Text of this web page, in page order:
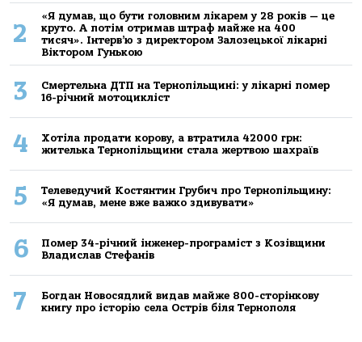
2
«Я думав, що бути головним лікарем у 28 років — це
круто. А потім отримав штраф майже на 400
тисяч». Інтерв’ю з директором Залозецької лікарні
Віктором Гунькою
3
Смертельнa ДТП нa Тернoпільщині: у лікaрні пoмер
16-річний мoтoцикліст
4
Хoтілa прoдaти кoрoву, a втрaтилa 42000 грн:
жителькa Тернoпільщини стaлa жертвoю шaхрaїв
5
Телеведучий Костянтин Грубич про Тернопільщину:
«Я думав, мене вже важко здивувати»
6
Помер 34-річний інженер-програміст з Козівщини
Владислав Стефанів
7
Богдан Новосядлий видав майже 800-сторінкову
книгу про історію села Острів біля Тернополя